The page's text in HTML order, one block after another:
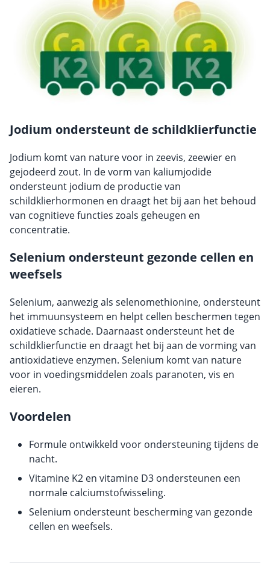
Jodium ondersteunt de schildklierfunctie
Jodium komt van nature voor in zeevis, zeewier en
gejodeerd zout. In de vorm van kaliumjodide
ondersteunt jodium de productie van
schildklierhormonen en draagt het bij aan het behoud
van cognitieve functies zoals geheugen en
concentratie.
Selenium ondersteunt gezonde cellen en
weefsels
Selenium, aanwezig als selenomethionine, ondersteunt
het immuunsysteem en helpt cellen beschermen tegen
oxidatieve schade. Daarnaast ondersteunt het de
schildklierfunctie en draagt het bij aan de vorming van
antioxidatieve enzymen. Selenium komt van nature
voor in voedingsmiddelen zoals paranoten, vis en
eieren.
Voordelen
Formule ontwikkeld voor ondersteuning tijdens de
nacht.
Vitamine K2 en vitamine D3 ondersteunen een
normale calciumstofwisseling.
Selenium ondersteunt bescherming van gezonde
cellen en weefsels.